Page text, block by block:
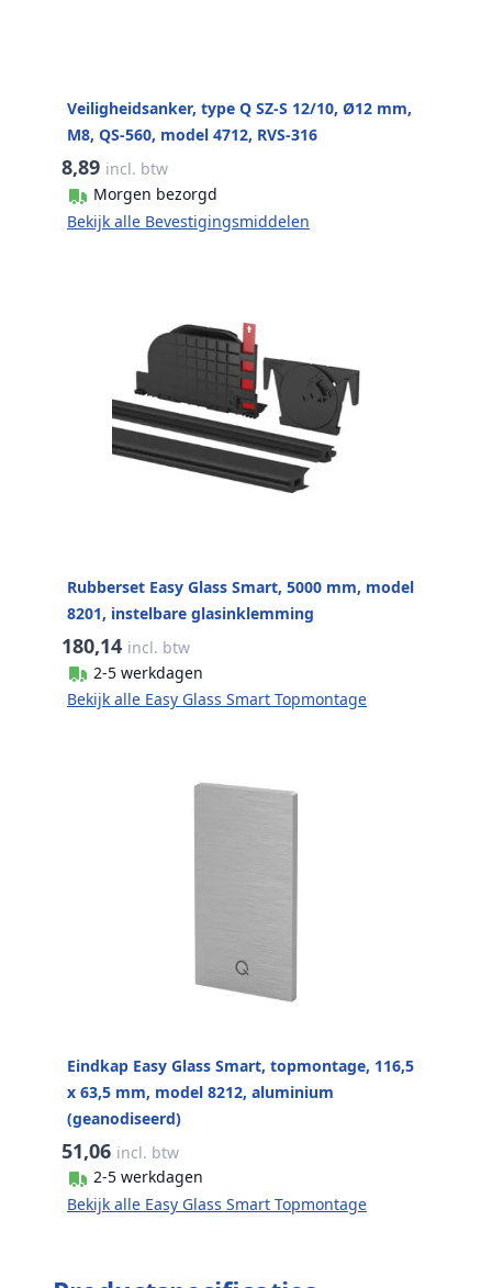
Veiligheidsanker, type Q SZ-S 12/10, Ø12 mm,
M8, QS-560, model 4712, RVS-316
8,89 incl. btw
Morgen bezorgd
Bekijk alle Bevestigingsmiddelen
Rubberset Easy Glass Smart, 5000 mm, model
8201, instelbare glasinklemming
180,14 incl. btw
2-5 werkdagen
Bekijk alle Easy Glass Smart Topmontage
Eindkap Easy Glass Smart, topmontage, 116,5
x 63,5 mm, model 8212, aluminium
(geanodiseerd)
51,06 incl. btw
2-5 werkdagen
Bekijk alle Easy Glass Smart Topmontage